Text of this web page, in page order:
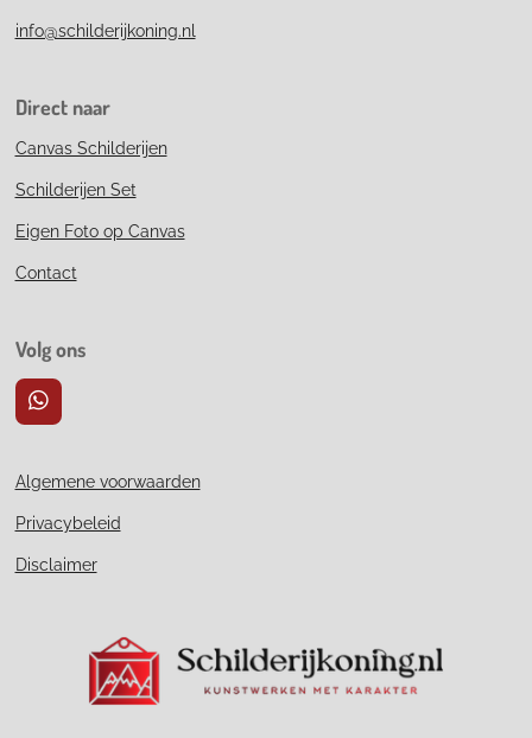
info@schilderijkoning.nl
Direct naar
Canvas Schilderijen
Schilderijen Set
Eigen Foto op Canvas
Contact
Volg ons
W
h
t
s
A
p
p
Algemene voorwaarden
Privacybeleid
Disclaimer